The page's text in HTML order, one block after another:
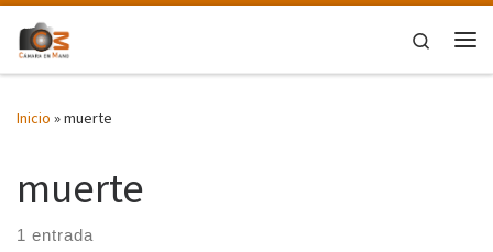
Saltar al contenido
Search
Inicio »muerte
muerte
1 entrada